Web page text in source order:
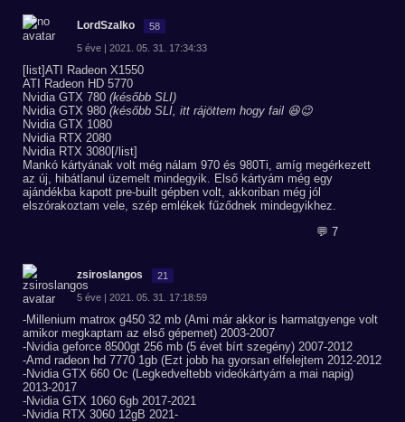
LordSzalko 58
5 éve | 2021. 05. 31. 17:34:33
[list]ATI Radeon X1550
ATI Radeon HD 5770
Nvidia GTX 780 (később SLI)
Nvidia GTX 980 (később SLI, itt rájöttem hogy fail 😆😉
Nvidia GTX 1080
Nvidia RTX 2080
Nvidia RTX 3080[/list]
Mankó kártyának volt még nálam 970 és 980Ti, amíg megérkezett
az új, hibátlanul üzemelt mindegyik. Első kártyám még egy
ajándékba kapott pre-built gépben volt, akkoriban még jól
elszórakoztam vele, szép emlékek fűződnek mindegyikhez.
💬 7
zsiroslangos 21
5 éve | 2021. 05. 31. 17:18:59
-Millenium matrox g450 32 mb (Ami már akkor is harmatgyenge volt
amikor megkaptam az első gépemet) 2003-2007
-Nvidia geforce 8500gt 256 mb (5 évet bírt szegény) 2007-2012
-Amd radeon hd 7770 1gb (Ezt jobb ha gyorsan elfelejtem 2012-2012
-Nvidia GTX 660 Oc (Legkedveltebb videókártyám a mai napig)
2013-2017
-Nvidia GTX 1060 6gb 2017-2021
-Nvidia RTX 3060 12gB 2021-